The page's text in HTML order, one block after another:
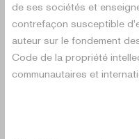
de ses sociétés et
contrefaçon susceptible
auteur sur le fondement
Code de la propriété
communautaires et